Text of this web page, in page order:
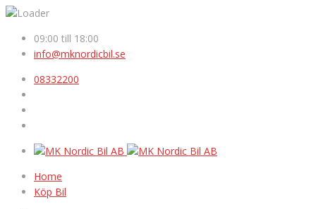
09:00 till 18:00
info@mknordicbil.se
08332200
Home
Köp Bil